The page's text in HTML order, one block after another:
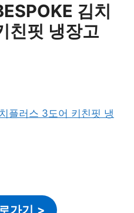
김치
친핏 냉장고
가기 >